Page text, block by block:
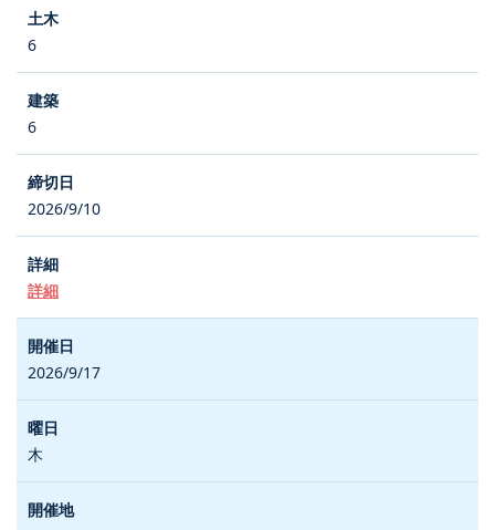
6
6
2026/9/10
詳細
2026/9/17
木